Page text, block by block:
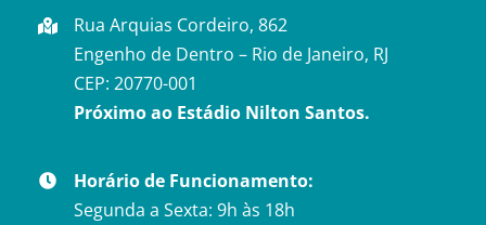
Rua Arquias Cordeiro, 862
Engenho de Dentro – Rio de Janeiro, RJ
CEP: 20770-001
Próximo ao Estádio Nilton Santos.
Horário de Funcionamento:
Segunda a Sexta: 9h às 18h